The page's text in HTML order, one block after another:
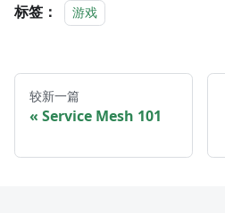
标签： 游戏
较新一篇
Service Mesh 101